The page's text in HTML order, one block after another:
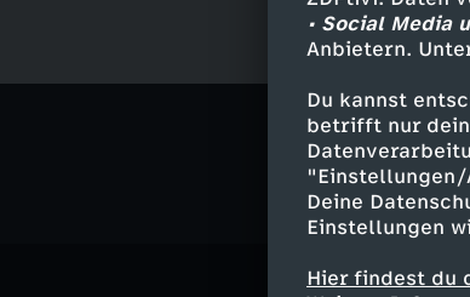
• Social Media
Anbietern.
Du kannst
betrifft nur
"Einstellungen/
Deine
Einstellungen
Hier findest du